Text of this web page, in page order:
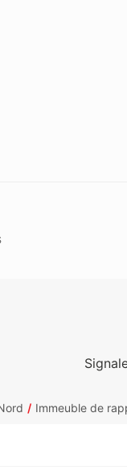
Immeuble de